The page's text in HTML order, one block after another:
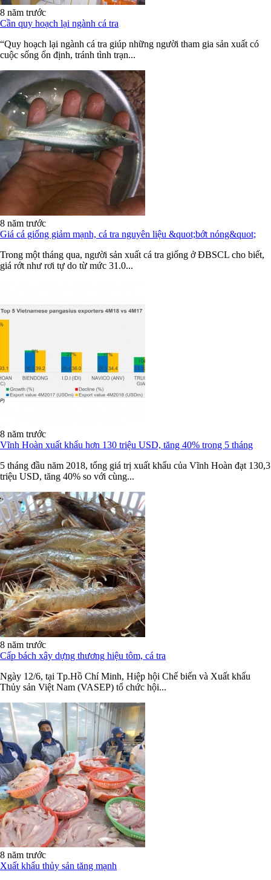
8 năm trước
Cần quy hoạch lại ngành cá tra
“Quy hoạch lại ngành cá tra giúp những người tham gia sản xuất có
cuộc sống ổn định, tránh tình trạn...
8 năm trước
Giá cá giống giảm mạnh, cá tra nguyên liệu &quot;bớt nóng&quot;
Trong một tháng qua, người sản xuất cá tra giống ở ĐBSCL cho biết,
giá rớt như rơi tự do từ mức 31.0...
8 năm trước
Vĩnh Hoàn xuất khẩu hơn 130 triệu USD, tăng 40% trong 5 tháng
5 tháng đầu năm 2018, tổng giá trị xuất khẩu của Vĩnh Hoàn đạt 130,3
triệu USD, tăng 40% so với cùng...
8 năm trước
Cấp bách xây dựng thương hiệu tôm, cá tra
Ngày 12/6, tại Tp.Hồ Chí Minh, Hiệp hội Chế biến và Xuất khẩu
Thủy sản Việt Nam (VASEP) tổ chức hội...
8 năm trước
Xuất khẩu thủy sản tăng mạnh